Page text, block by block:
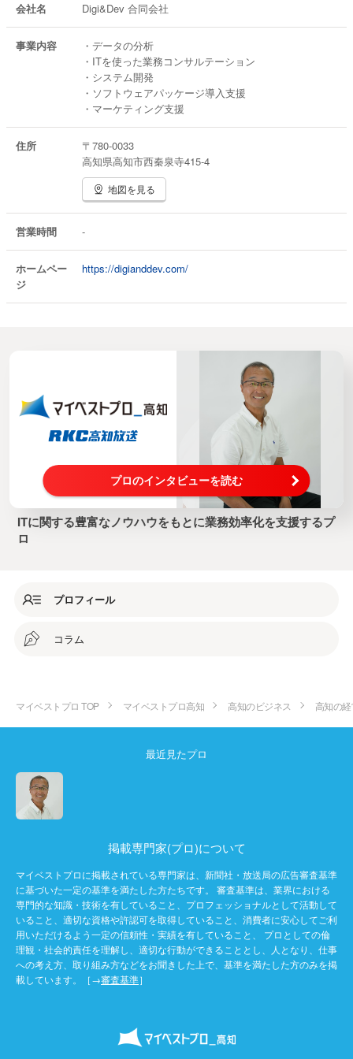
会社名 Digi&Dev 合同会社
事業内容
・データの分析
・ITを使った業務コンサルテーション
・システム開発
・ソフトウェアパッケージ導入支援
・マーケティング支援
住所
〒780-0033
高知県高知市西秦泉寺415-4
地図を見る
営業時間 -
ホームペー
ジ
https://digianddev.com/
プロのインタビューを読む
ITに関する豊富なノウハウをもとに業務効率化を支援するプ
ロ
プロフィール
コラム
マイベストプロ TOP マイベストプロ高知 高知のビジネス 高知の
最近見たプロ
掲載専門家(プロ)について
マイベストプロに掲載されている専門家は、新聞社・放送局の広告審査基準
に基づいた一定の基準を満たした方たちです。 審査基準は、業界における
専門的な知識・技術を有していること、プロフェッショナルとして活動して
いること、適切な資格や許認可を取得していること、消費者に安心してご利
用いただけるよう一定の信頼性・実績を有していること、 プロとしての倫
理観・社会的責任を理解し、適切な行動ができることとし、人となり、仕事
への考え方、取り組み方などをお聞きした上で、基準を満たした方のみを掲
載しています。［→審査基準］